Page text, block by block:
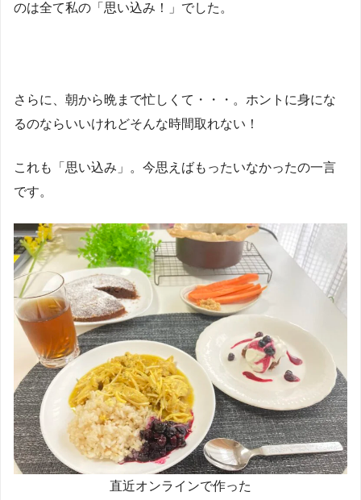
のは全て私の「思い込み！」でした。
さらに、朝から晩まで忙しくて・・・。ホントに身にな
るのならいいけれどそんな時間取れない！
これも「思い込み」。今思えばもったいなかったの一言
です。
直近オンラインで作った